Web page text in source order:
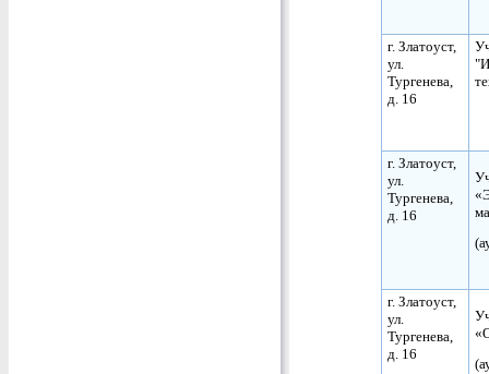
г. Златоуст,
ул.
Тургенева,
д. 16
г. Златоуст,
ул.
Тургенева,
д. 16
г. Златоуст,
ул.
Тургенева,
д. 16